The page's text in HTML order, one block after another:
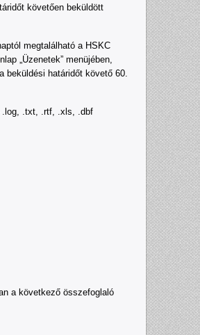
követően beküldött
megtalálható a HSKC
„Üzenetek” menüjében,
beküldési határidőt követő 60.
.log, .txt, .rtf, .xls, .dbf
a következő összefoglaló